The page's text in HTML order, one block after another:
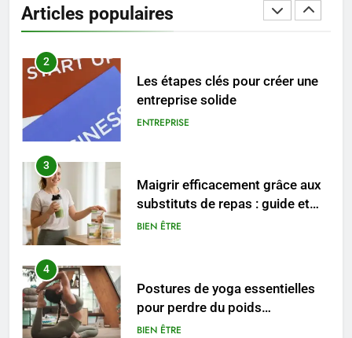
Articles populaires
2
Les étapes clés pour créer une
3
4
5